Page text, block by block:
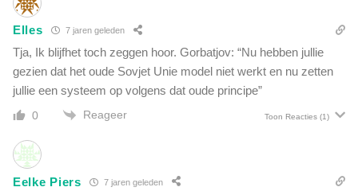
g
o
r
Elles 7 jaren geleden
Tja, Ik blijfhet toch zeggen hoor. Gorbatjov: “Nu hebben jullie
gezien dat het oude Sovjet Unie model niet werkt en nu zetten
jullie een systeem op volgens dat oude principe”
0 Reageer Toon Reacties (1)
Eelke Piers 7 jaren geleden